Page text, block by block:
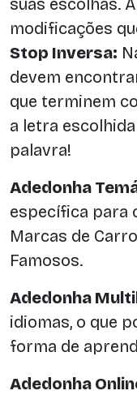
suas escolhas.
modificações
Stop Inversa:
devem
que terminem
a letra
palavra!
Adedonha
específica para
Marcas de
Famosos.
Adedonha
idiomas, o que
forma de
Adedonha